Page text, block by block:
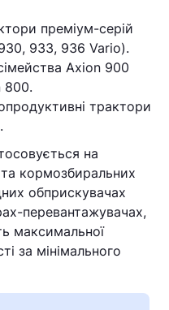
не
з вами
часом
преміум-серій
933, 936 Vario).
Axion 900
800.
трактори
на
кормозбиральних
обприскувачах
перевантажувачах,
максимальної
за мінімального